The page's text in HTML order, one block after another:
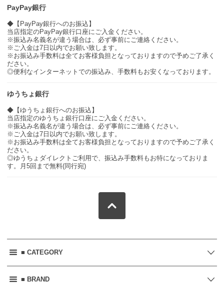
PayPay銀行
◆【PayPay銀行へのお振込】
当店指定のPayPay銀行口座にご入金ください。
※振込み名義名が違う場合は、必ず事前にご連絡ください。
※ご入金は7日以内でお願い致します。
※お振込み手数料は全てお客様負担となっておりますので予めご了承く
ださい。
◎便利なインターネットでの振込み、手数料もお安くなっております。
ゆうちょ銀行
◆【ゆうちょ銀行へのお振込】
当店指定のゆうちょ銀行口座にご入金ください。
※振込み名義名が違う場合は、必ず事前にご連絡ください。
※ご入金は7日以内でお願い致します。
※お振込み手数料は全てお客様負担となっておりますので予めご了承く
ださい。
◎ゆうちょダイレクトご利用で、振込み手数料もお特になっておりま
す。月5回まで無料(同行宛)
■ CATEGORY
■ BRAND